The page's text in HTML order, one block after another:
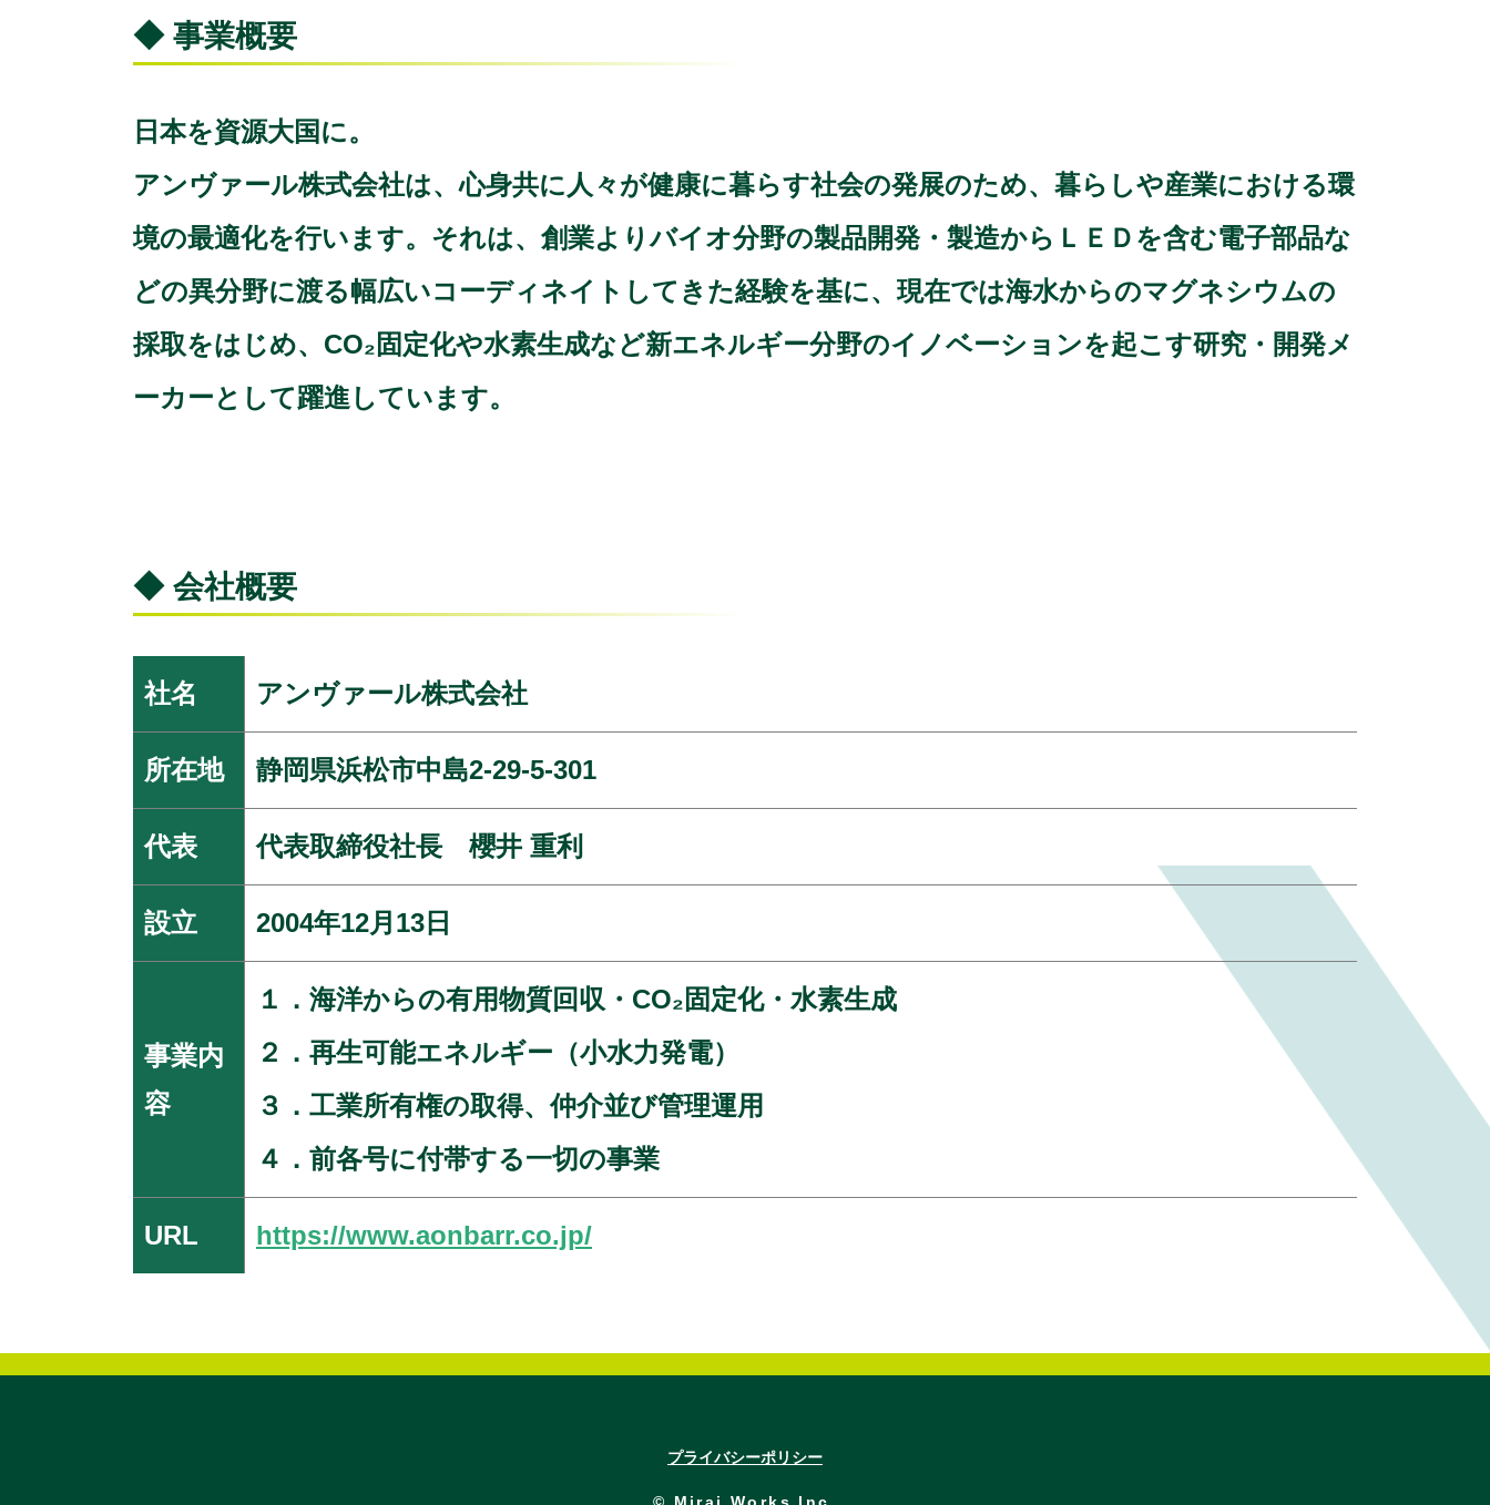
◆ 事業概要
日本を資源大国に。
アンヴァール株式会社は、心身共に人々が健康に暮らす社会の発展のため、暮らしや産業における環
境の最適化を行います。それは、創業よりバイオ分野の製品開発・製造からＬＥＤを含む電子部品な
どの異分野に渡る幅広いコーディネイトしてきた経験を基に、現在では海水からのマグネシウムの
採取をはじめ、CO₂固定化や水素生成など新エネルギー分野のイノベーションを起こす研究・開発メ
ーカーとして躍進しています。
◆ 会社概要
社名 アンヴァール株式会社
所在地 静岡県浜松市中島2‐29‐5‐301
代表 代表取締役社長 櫻井 重利
設立 2004年12月13日
事業内
容
１．海洋からの有用物質回収・CO₂固定化・水素生成
２．再生可能エネルギー（小水力発電）
３．工業所有権の取得、仲介並び管理運用
４．前各号に付帯する一切の事業
URL https://www.aonbarr.co.jp/
プライバシーポリシー
© Mirai Works Inc.